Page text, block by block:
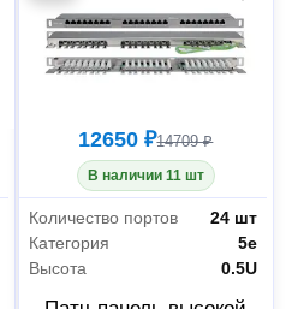
12650 ₽14709 ₽
В наличии 11 шт
Количество портов
24 шт
Категория
5е
Высота
0.5U